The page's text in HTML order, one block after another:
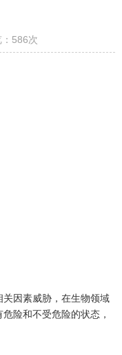
586次
因素威胁，在生物领域
险和不受危险的状态，